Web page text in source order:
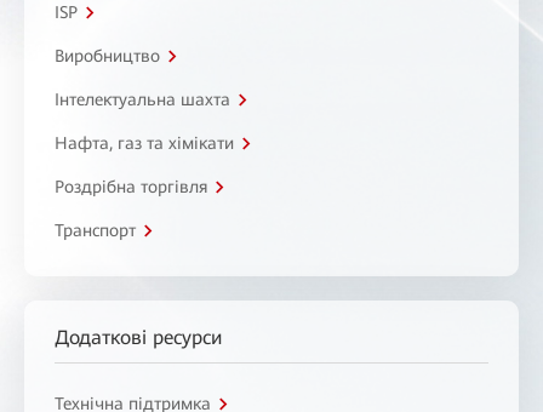
ISP
Виробництво
Інтелектуальна шахта
Нафта, газ та хімікати
Роздрібна торгівля
Транспорт
Додаткові ресурси
Технічна підтримка